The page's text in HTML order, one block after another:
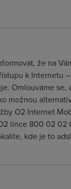
že na
k Internetu
Omlouváme
možnou
O2 Internet
lince 800 02 02
kde je to